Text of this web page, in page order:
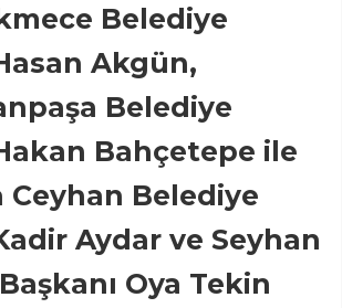
Belediye
Akgün,
Belediye
Bahçetepe ile
Ceyhan Belediye
Aydar ve Seyhan
Oya Tekin